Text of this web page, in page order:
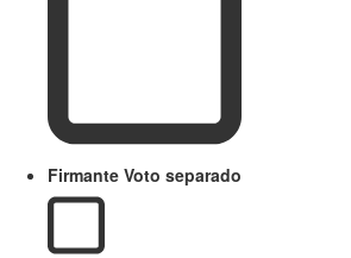
Firmante Voto separado